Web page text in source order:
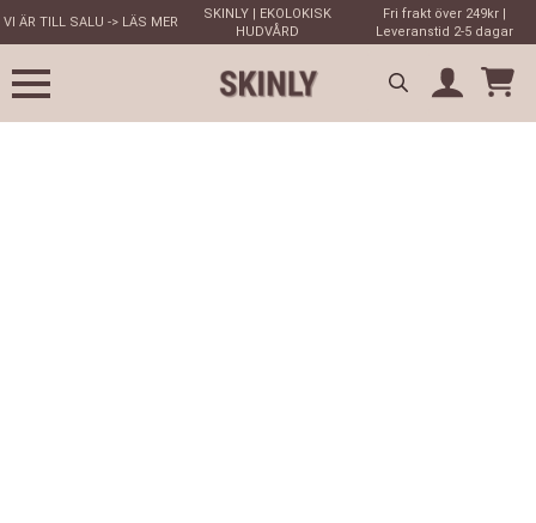
VI ÄR TILL SALU -> LÄS MER
SKINLY | EKOLOKISK
HUDVÅRD
Fri frakt över 249kr |
Leveranstid 2-5 dagar
Search